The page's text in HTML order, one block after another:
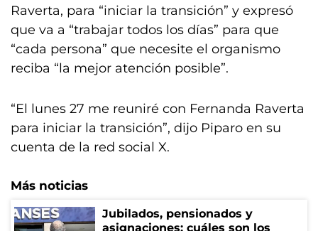
Raverta, para “iniciar la transición” y expresó
que va a “trabajar todos los días” para que
“cada persona” que necesite el organismo
reciba “la mejor atención posible”.
“El lunes 27 me reuniré con Fernanda Raverta
para iniciar la transición”, dijo Piparo en su
cuenta de la red social X.
Más noticias
Jubilados, pensionados y
asignaciones: cuáles son los